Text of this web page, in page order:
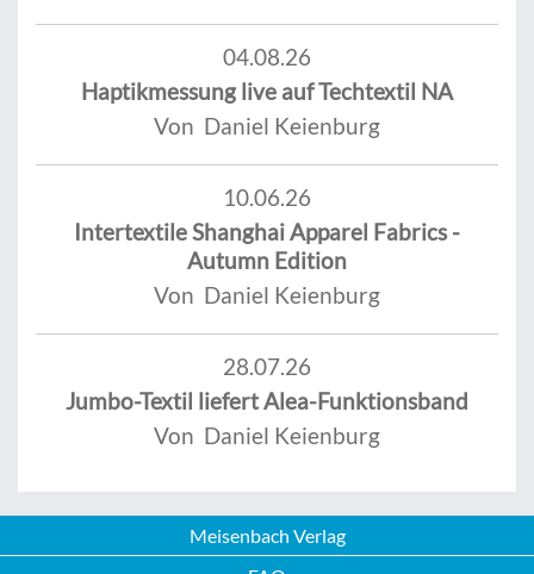
04.08.26
Haptikmessung live auf Techtextil NA
Von Daniel Keienburg
10.06.26
Intertextile Shanghai Apparel Fabrics -
Autumn Edition
Von Daniel Keienburg
28.07.26
Jumbo-Textil liefert Alea-Funktionsband
Von Daniel Keienburg
Meisenbach Verlag